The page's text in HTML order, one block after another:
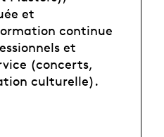
et
continue
et
(concerts,
culturelle).